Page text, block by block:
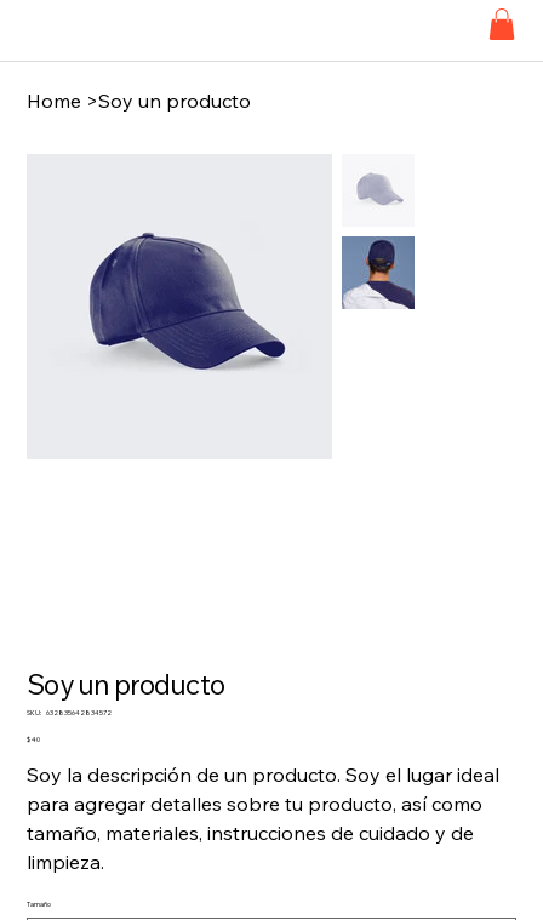
Home >Soy un producto
Soy un producto
SKU: SKU
632835642834572
Precio
$ 40
Soy la descripción de un producto. Soy el lugar ideal
para agregar detalles sobre tu producto, así como
tamaño, materiales, instrucciones de cuidado y de
limpieza.
Tamaño